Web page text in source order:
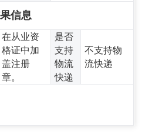
信息
在从业资
格证中加
盖注册
章。
是否
支持
物流
快递
不支持物
流快递